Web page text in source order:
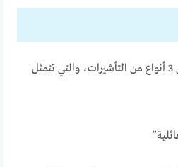
تمتلك فيزا الإقامة الكويتية إلى 3 أنواع من التأشيرات، والتي تتمثل